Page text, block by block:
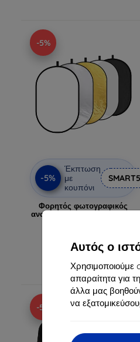
Αυτός ο
Χρησιμοποιούμε
απαραίτητα για
άλλα μας
να
-5%
-5%
Έκπτωση
με
κουπόνι
SMART5
Φορητός φωτογραφικός
ανακλαστήρας 5 σε 1, 80x120
23,66 €
Διαθέσιμο > 5 τεμ
-5%